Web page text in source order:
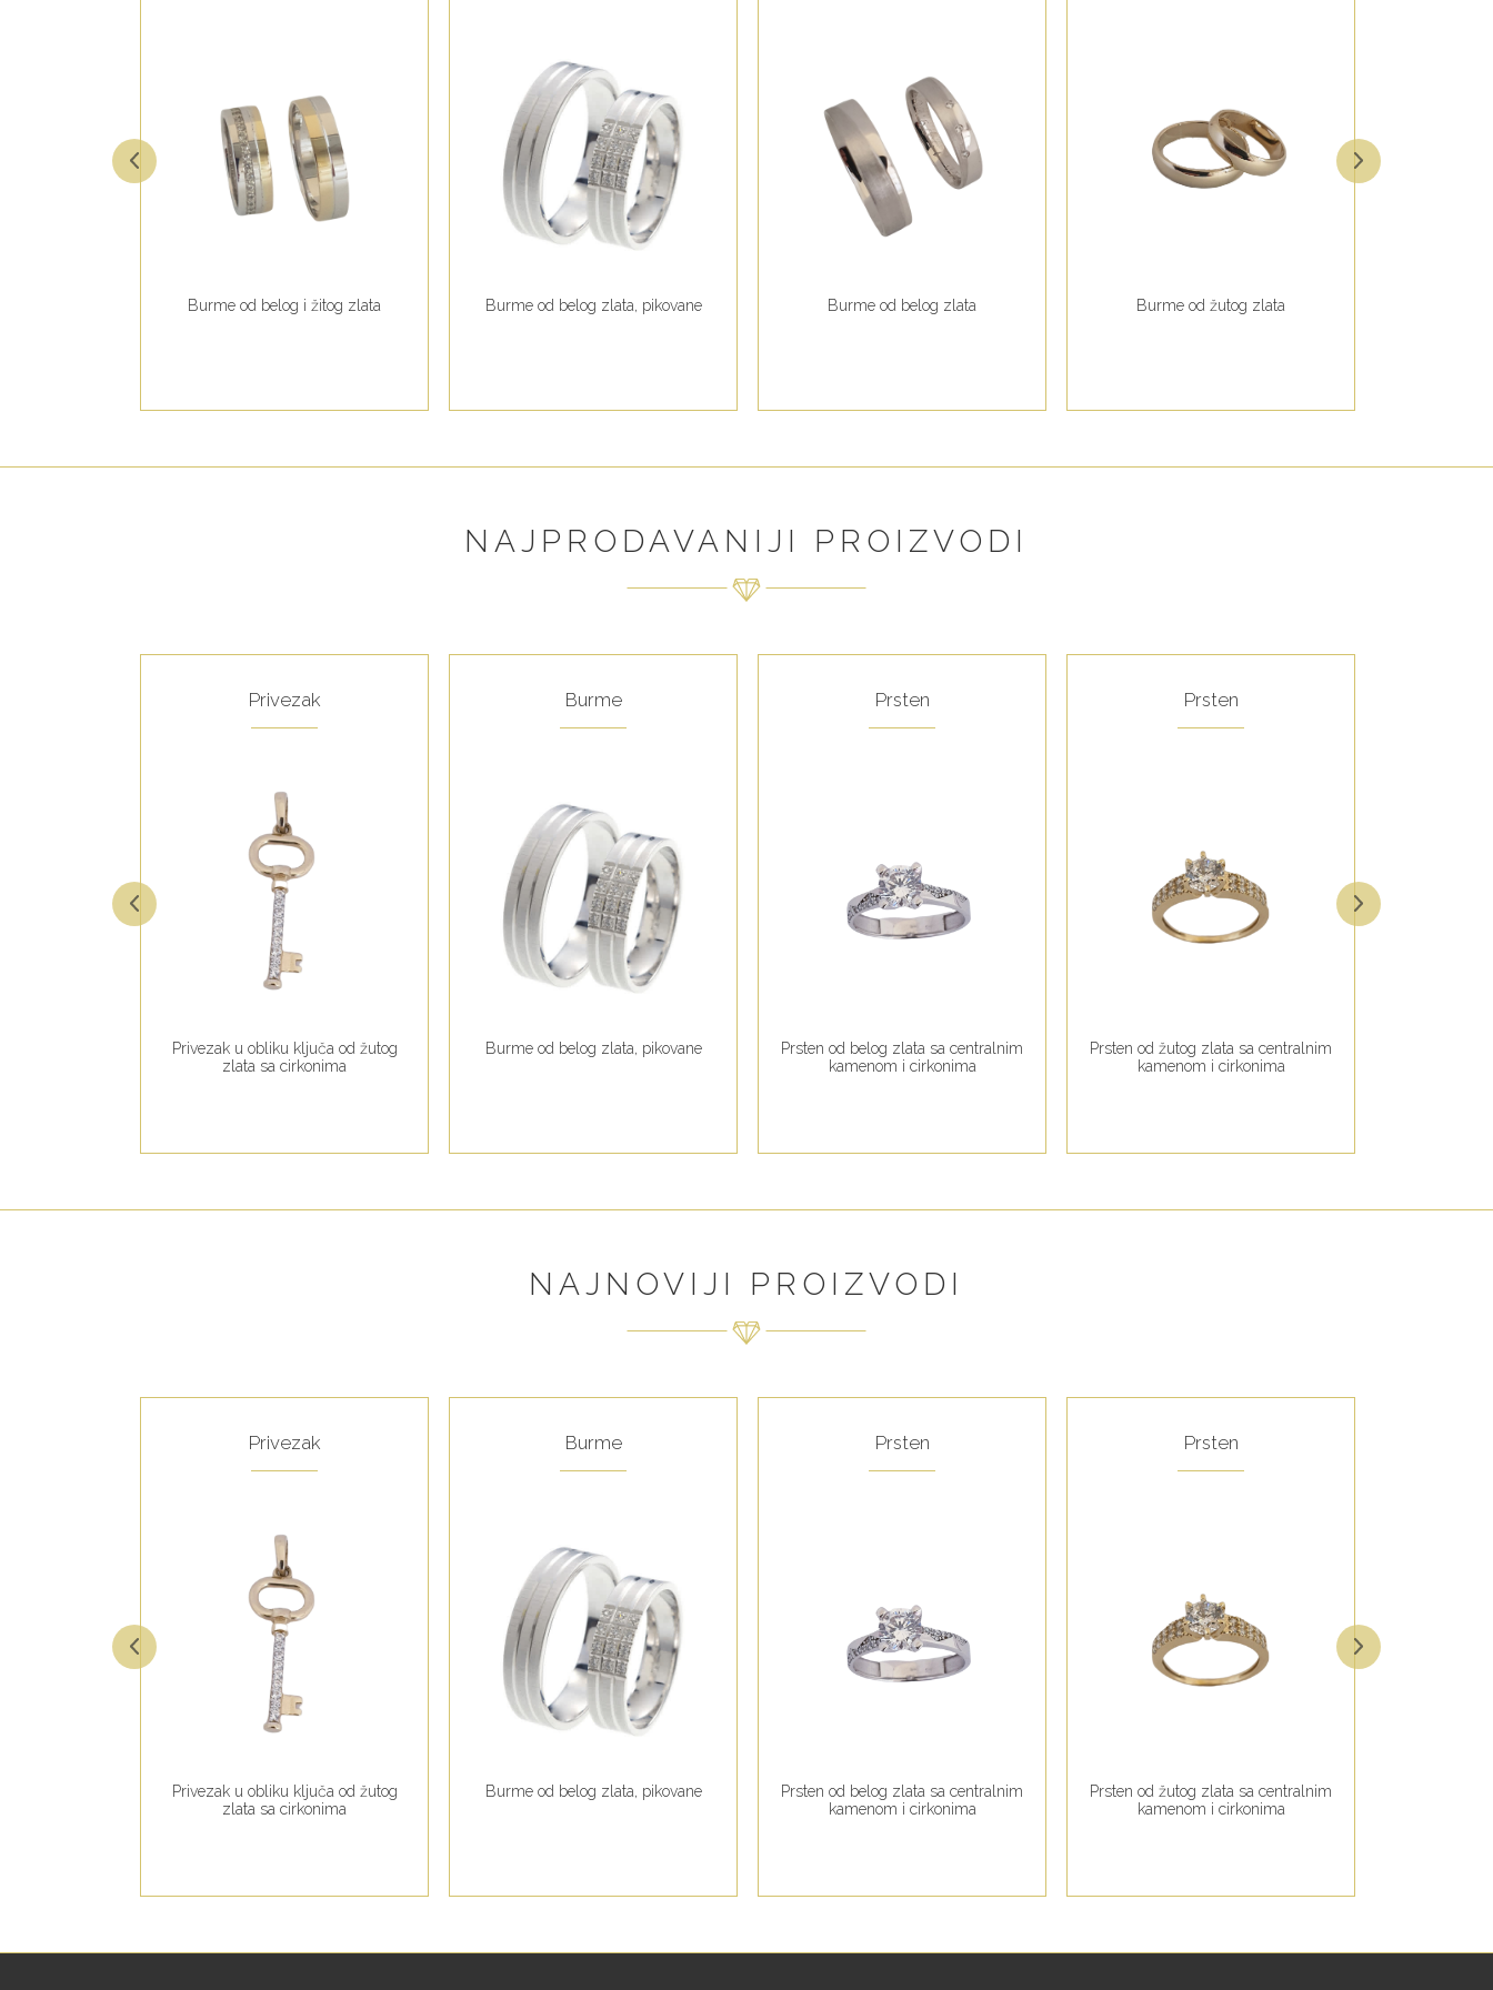
Burme od belog i žitog zlata Burme od belog zlata, pikovane Burme od belog zlata Burme od žutog zlata
NAJPRODAVANIJI PROIZVODI
Privezak
Privezak u obliku ključa od žutog
zlata sa cirkonima
Burme
Burme od belog zlata, pikovane
Prsten
Prsten od belog zlata sa centralnim
kamenom i cirkonima
Prsten
Prsten od žutog zlata sa centralnim
kamenom i cirkonima
NAJNOVIJI PROIZVODI
Privezak
Privezak u obliku ključa od žutog
zlata sa cirkonima
Burme
Burme od belog zlata, pikovane
Prsten
Prsten od belog zlata sa centralnim
kamenom i cirkonima
Prsten
Prsten od žutog zlata sa centralnim
kamenom i cirkonima